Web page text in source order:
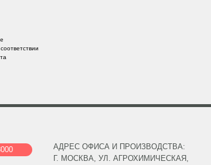
АДРЕС ОФИСА И ПРОИЗВОДСТВА:
Г. МОСКВА, УЛ. АГРОХИМИЧЕСКАЯ,